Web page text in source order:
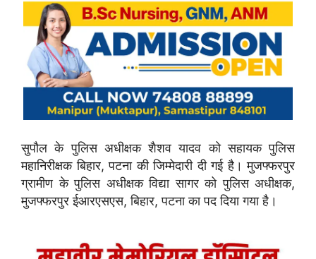
सुपौल के पुलिस अधीक्षक शैशव यादव को सहायक पुलिस
महानिरीक्षक बिहार, पटना की जिम्मेदारी दी गई है। मुजफ्फरपुर
ग्रामीण के पुलिस अधीक्षक विद्या सागर को पुलिस अधीक्षक,
मुजफ्फरपुर ईआरएसएस, बिहार, पटना का पद दिया गया है।